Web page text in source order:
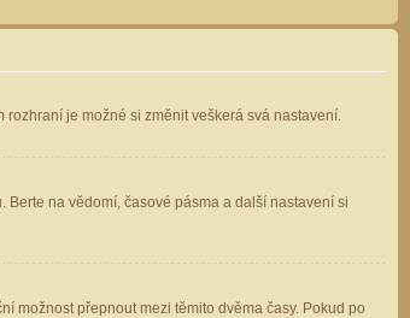
je možné si změnit veškerá svá nastavení.
Berte na vědomí, časové pásma a další nastavení si
možnost přepnout mezi těmito dvěma časy. Pokud po